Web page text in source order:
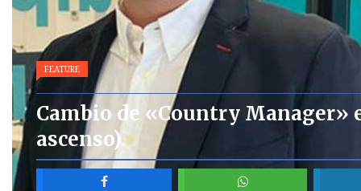
FEATURE
Cambio de «Country Manager»
ascenso).